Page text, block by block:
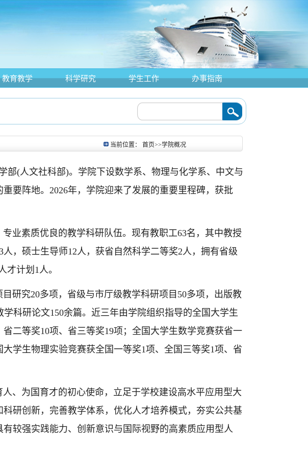
教育教学 科学研究 学生工作 办事指南
当前位置： 首页>>学院概况
(人文社科部)。学院下设数学系、物理与化学系、中文与
要阵地。2026年，学院迎来了发展的重要里程碑，获批
素质优良的教学科研队伍。现有教职工63名，其中教授
，硕士生导师12人，获省自然科学二等奖2人，拥有省级
才计划1人。
究20多项，省级与市厅级教学科研项目50多项，出版教
科研论文150余篇。近三年由学院组织指导的全国大学生
二等奖10项、省三等奖19项；全国大学生数学竞赛获省一
学生物理实验竞赛获全国一等奖1项、全国三等奖1项、省
为国育才的初心使命，立足于学校建设高水平应用型大
研创新，完善教学体系，优化人才培养模式，夯实公共基
较强实践能力、创新意识与国际视野的高素质应用型人